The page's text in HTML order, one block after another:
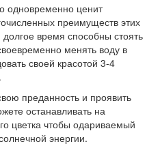
одновременно ценит
преимуществ этих
время способны стоять
менять воду в
своей красотой 3-4
преданность и проявить
останавливать на
цветка чтобы одариваемый
энергии.